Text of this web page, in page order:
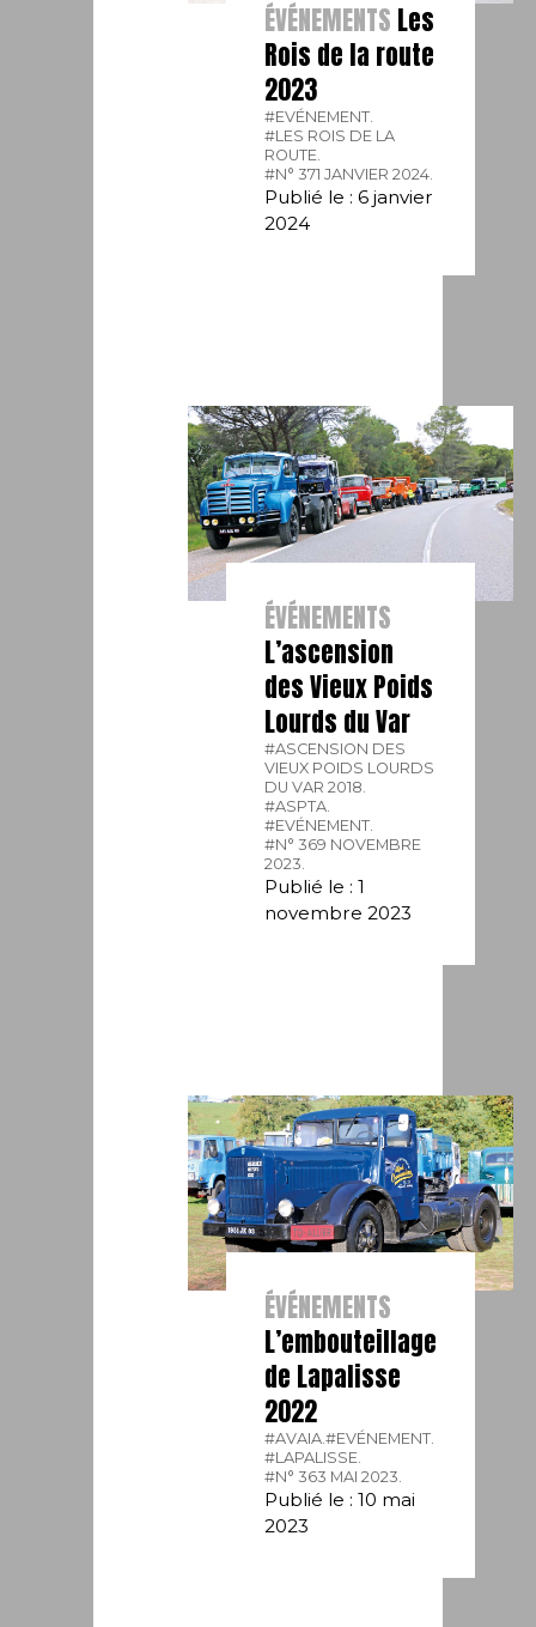
ÉVÉNEMENTS Les
Rois de la route
2023
#EVÉNEMENT.
#LES ROIS DE LA
ROUTE.
#N° 371 JANVIER 2024.
Publié le : 6 janvier
2024
ÉVÉNEMENTS
L’ascension
des Vieux Poids
Lourds du Var
#ASCENSION DES
VIEUX POIDS LOURDS
DU VAR 2018.
#ASPTA.
#EVÉNEMENT.
#N° 369 NOVEMBRE
2023.
Publié le : 1
novembre 2023
ÉVÉNEMENTS
L’embouteillage
de Lapalisse
2022
#AVAIA. #EVÉNEMENT.
#LAPALISSE.
#N° 363 MAI 2023.
Publié le : 10 mai
2023